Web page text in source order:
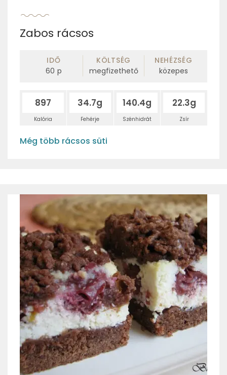
Zabos rácsos
IDŐ
60 p
KÖLTSÉG
megfizethető
NEHÉZSÉG
közepes
897
Kalória
34.7g
Fehérje
140.4g
Szénhidrát
22.3g
Zsír
Még több rácsos süti